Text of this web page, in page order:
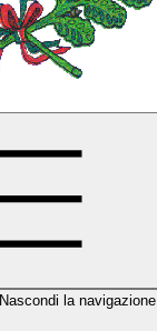
Nascondi la navigazione